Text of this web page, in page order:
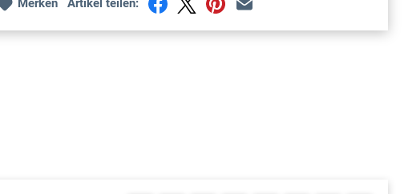
Merken Artikel teilen: